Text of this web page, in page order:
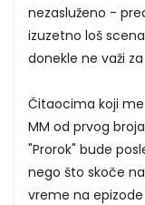
nezasluženo -
izuzetno loš
donekle ne važi
Čitaocima koji
MM od prvog
"Prorok" bude
nego što skoče
vreme na